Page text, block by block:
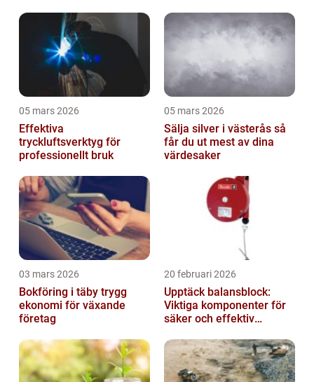
05 mars 2026
Effektiva
tryckluftsverktyg för
professionellt bruk
05 mars 2026
Sälja silver i västerås så
får du ut mest av dina
värdesaker
03 mars 2026
Bokföring i täby trygg
ekonomi för växande
företag
20 februari 2026
Upptäck balansblock:
Viktiga komponenter för
säker och effektiv